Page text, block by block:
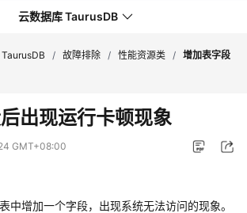
云数据库 TaurusDB
/ 故障排除 / 性能资源类 / 增加表字段
出现运行卡顿现象
GMT+08:00
中增加一个字段，出现系统无法访问的现象。